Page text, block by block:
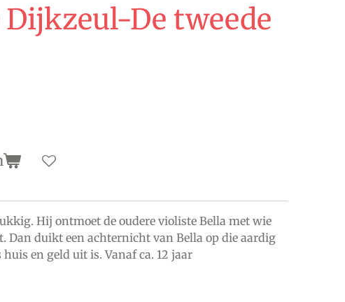
De tweede
Hij ontmoet de oudere violiste Bella met wie
Dan duikt een achternicht van Bella op die aardig
en geld uit is. Vanaf ca. 12 jaar